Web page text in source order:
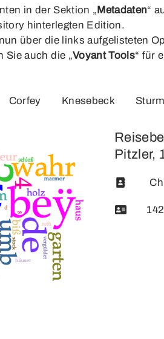
in der Sektion „Metadaten“
hinterlegten Edition.
über die links aufgelisteten
Sie auch die „Voyant Tools“ für
Corfey Knesebeck Sturm
Pitzler,